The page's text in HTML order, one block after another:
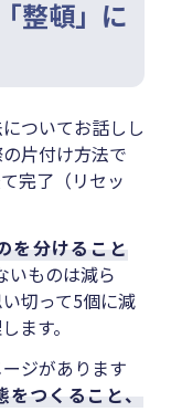
整頓」に
ついてお話しし
片付け方法で
完了（リセッ
を分けること
いものは減ら
切って5個に減
ます。
ジがあります
をつくること、